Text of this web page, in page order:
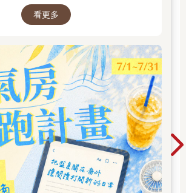
種病毒肆虐前就已存在的社會與政治條件迄
我們進入本書的核心觀點之一：任何一個國
分配不平等，已造成商品及勞務支出減少但
。過去幾十年，全球處處可見的所得集中現
數富裕國家生活水準成長率降低、貿易失衡
的根本原因。Covid-19導致原本既存於很多
惡化，因為較低所得勞工較可能失業、較可
持有已增值那麼多的股票和房產。
家產生了不均等的經濟影響。石油出口國因
受重創，製造先進電子產品的國家卻因消費
作模式而相對表現優異。然而，除了這些結
同樣重要的差異：各國政府根據其政治與社
不同的方式來回應Covid-19。某些國家以發
看更多